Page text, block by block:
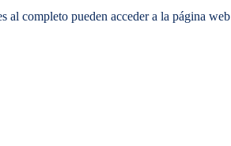
al completo pueden acceder a la página web